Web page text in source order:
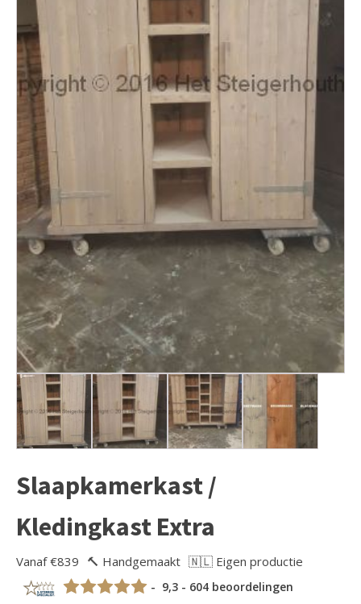
Slaapkamerkast /
Kledingkast Extra
Vanaf €839 🔨 Handgemaakt 🇳🇱 Eigen productie
- 9,3 - 604 beoordelingen